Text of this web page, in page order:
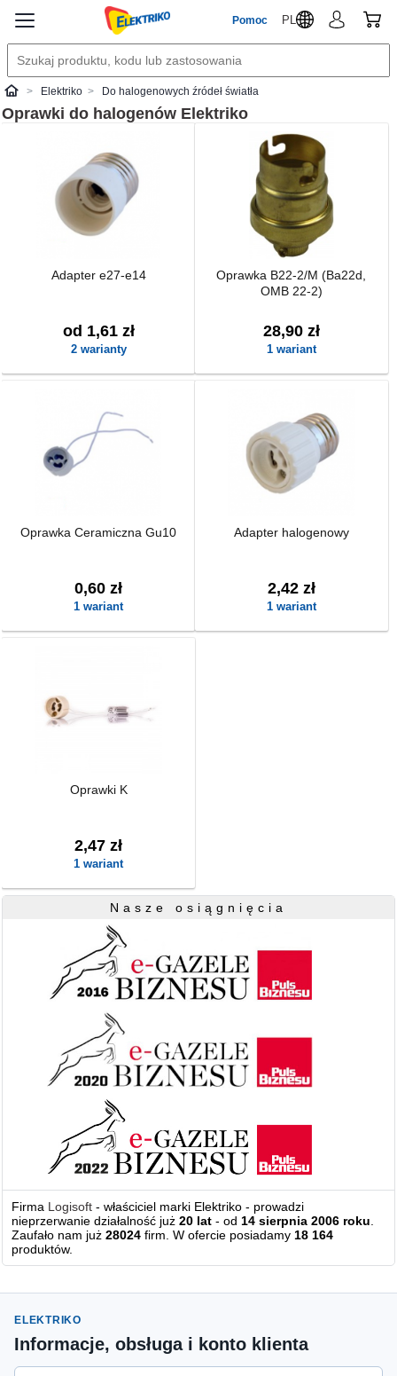
Pomoc PL
ElektrikoElektriko Do halogenowych źródeł światła
Oprawki do halogenów Elektriko
Adapter e27-e14
od 1,61 zł
2 warianty
Oprawka B22-2/M (Ba22d,
OMB 22-2)
28,90 zł
1 wariant
Oprawka Ceramiczna Gu10
0,60 zł
1 wariant
Adapter halogenowy
2,42 zł
1 wariant
Oprawki K
2,47 zł
1 wariant
Nasze osiągnięcia
Firma Logisoft - właściciel marki Elektriko - prowadzi
nieprzerwanie działalność już20 lat - od14 sierpnia 2006 roku.
Zaufało nam już28024 firm. W ofercie posiadamy18 164
produktów.
ELEKTRIKO
Informacje, obsługa i konto klienta